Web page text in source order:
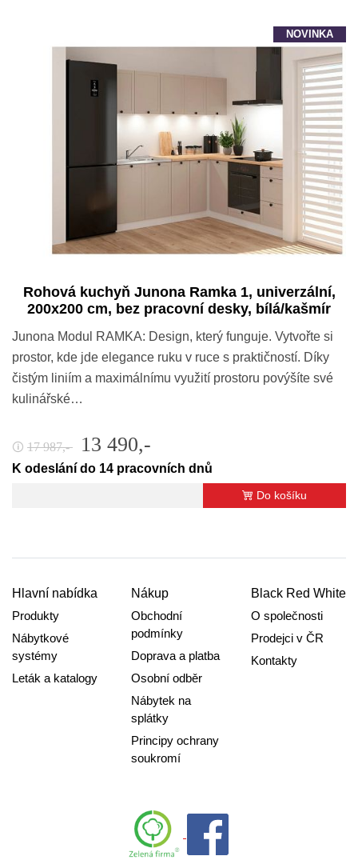
NOVINKA
Rohová kuchyň Junona Ramka 1, univerzální,
200x200 cm, bez pracovní desky, bílá/kašmír
Junona Modul RAMKA: Design, který funguje. Vytvořte si
prostor, kde jde elegance ruku v ruce s praktičností. Díky
čistým liniím a maximálnímu využití prostoru povýšíte své
kulinářské…
🛈 17 987,- 13 490,-
K odeslání do 14 pracovních dnů
Do košíku
Hlavní nabídka
Produkty
Nábytkové
systémy
Leták a katalogy
Nákup
Obchodní
podmínky
Doprava a platba
Osobní odběr
Nábytek na
splátky
Principy ochrany
soukromí
Black Red White
O společnosti
Prodejci v ČR
Kontakty